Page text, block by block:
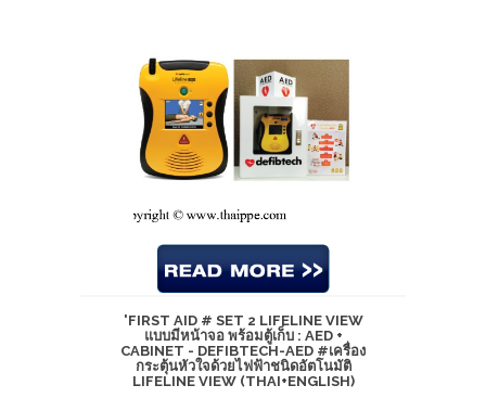
'FIRST AID # SET 2 LIFELINE VIEW
แบบมีหน้าจอ พร้อมตู้เก็บ : AED +
CABINET - DEFIBTECH-AED #เครื่อง
กระตุ้นหัวใจด้วยไฟฟ้าชนิดอัตโนมัติ
LIFELINE VIEW (THAI+ENGLISH)